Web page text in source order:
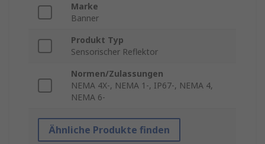
Marke
Banner
Produkt Typ
Sensorischer Reflektor
Normen/Zulassungen
NEMA 4X-, NEMA 1-, IP67-, NEMA 4,
NEMA 6-
Ähnliche Produkte finden